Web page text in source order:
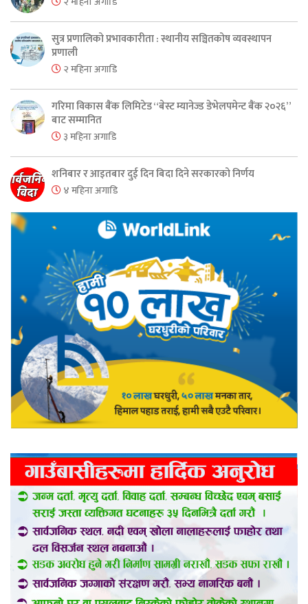
सुत्र प्रणालिको प्रभावकारीता : स्थानीय सञ्चितकोष व्यवस्थापन
प्रणाली
२ महिना अगाडि
गरिमा विकास बैंक लिमिटेड “बेस्ट म्यानेज्ड डेभेलपमेन्ट बैंक २०२६”
बाट सम्मानित
३ महिना अगाडि
शनिबार र आइतबार दुई दिन बिदा दिने सरकारको निर्णय
४ महिना अगाडि